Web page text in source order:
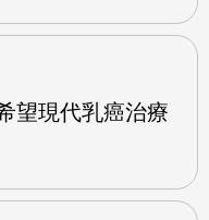
望現代乳癌治療